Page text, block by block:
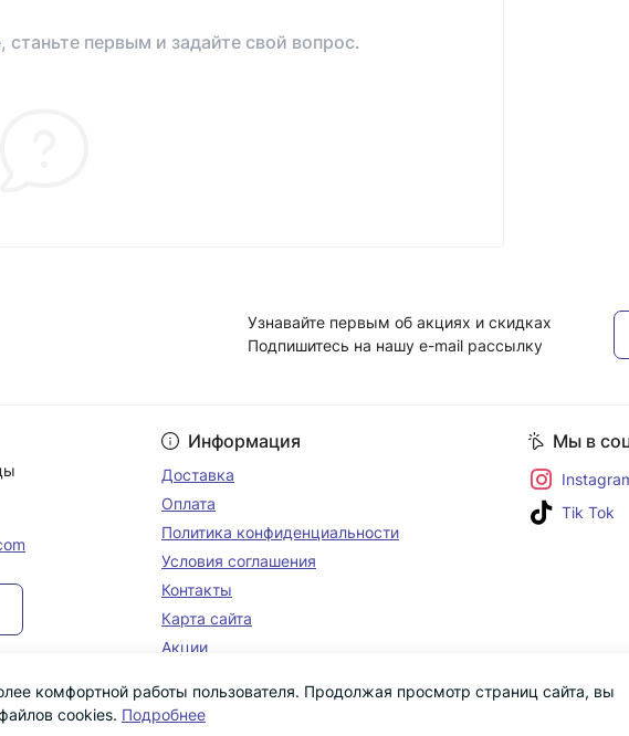
первым и задайте свой вопрос.
Узнавайте первым об акциях и скидках
Подпишитесь на нашу e-mail рассылку
Информация
Доставка
Оплата
Политика конфиденциальности
Условия соглашения
Контакты
Карта сайта
Акции
Мы в
Tik Tok
комфортной работы пользователя. Продолжая просмотр страниц сайта, вы
cookies. Подробнее